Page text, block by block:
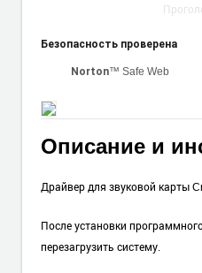
Безопасность проверена
Norton™ Safe Web
Описание и
Драйвер для звуковой карты
После установки
перезагрузить систему.